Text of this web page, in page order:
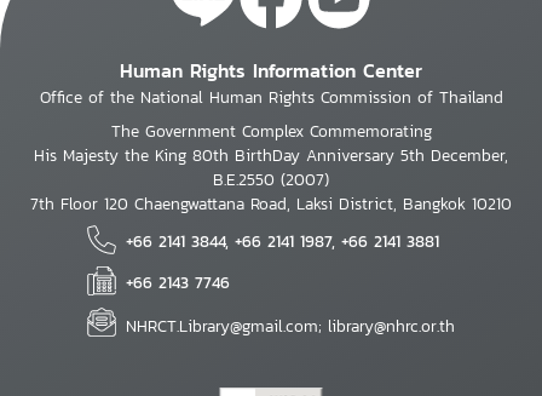
Human Rights Information Center
Office of the National Human Rights Commission of Thailand
The Government Complex Commemorating
His Majesty the King 80th BirthDay Anniversary 5th December,
B.E.2550 (2007)
7th Floor 120 Chaengwattana Road, Laksi District, Bangkok 10210
+66 2141 3844, +66 2141 1987, +66 2141 3881
+66 2143 7746
NHRCT.Library@gmail.com; library@nhrc.or.th